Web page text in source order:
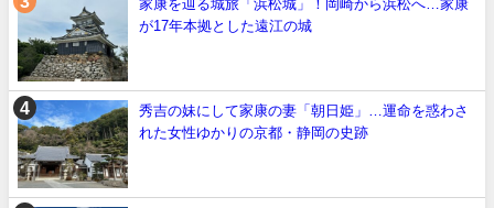
家康を辿る城旅「浜松城」！岡崎から浜松へ…家康
が17年本拠とした遠江の城
秀吉の妹にして家康の妻「朝日姫」…運命を惑わさ
れた女性ゆかりの京都・静岡の史跡